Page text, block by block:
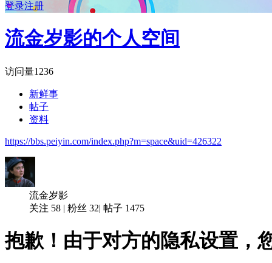
登录注册
流金岁影的个人空间
访问量1236
新鲜事
帖子
资料
https://bbs.peiyin.com/index.php?m=space&uid=426322
流金岁影
关注 58 | 粉丝 32| 帖子 1475
抱歉！由于对方的隐私设置，